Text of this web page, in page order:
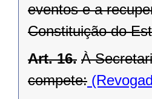
eventos e a
Constituição do
Art. 16. À
compete: